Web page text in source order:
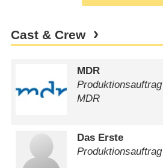
Cast & Crew
MDR
Produktionsauftrag
MDR
Das Erste
Produktionsauftrag